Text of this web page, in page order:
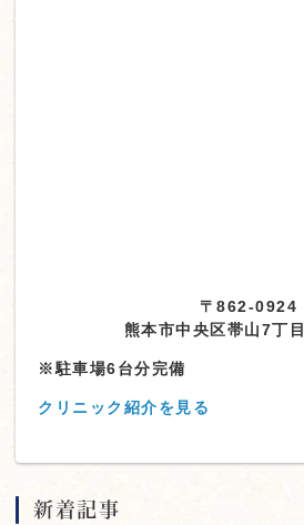
〒862-0924
熊本市中央区帯山7丁
※駐車場6台分完備
クリニック紹介を見る
新着記事